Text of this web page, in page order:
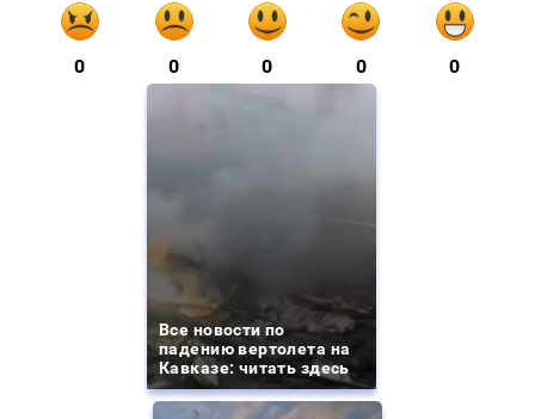
0 0 0 0 0
Все новости по
падению вертолета на
Кавказе: читать здесь